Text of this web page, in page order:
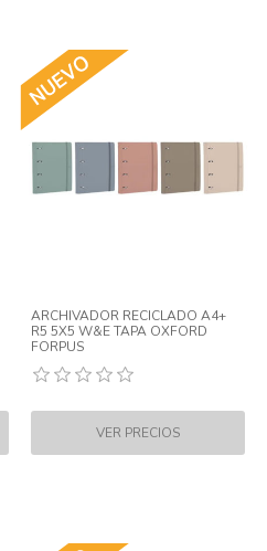
ARCHIVADOR RECICLADO A4+
R5 5X5 W&E TAPA OXFORD
FORPUS